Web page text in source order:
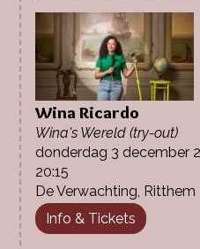
Wina Ricardo
Wina's Wereld (try-out)
donderdag 3 december
20:15
De Verwachting, Ritthem
Info & Tickets